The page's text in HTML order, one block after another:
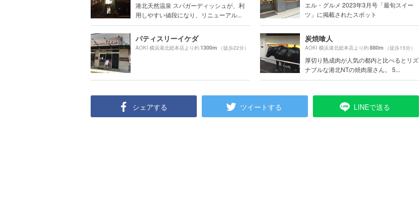
港北天然温泉 スパガーディッシュが、利
用しやすい値段になり、リニューアル...
エル・グルメ 2023年3月号「最旬スイー
ツ」に掲載されたスポット
パティスリーイケダ
AOKI 横浜港北総本店より約1300m （徒歩22分）
炭焼喰人
AOKI 横浜港北総本店より約880m （徒歩15分）
厚切り熟成肉が人気の都内と比べるとリズ
ナブルな港北NTの焼肉屋さん。 5...
シェアする ツイートする LINEで送る